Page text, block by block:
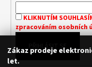
Zákaz prodeje
let.
KLIKNUTÍM
zpracováním osobních
PŘIHLÁSIT SE